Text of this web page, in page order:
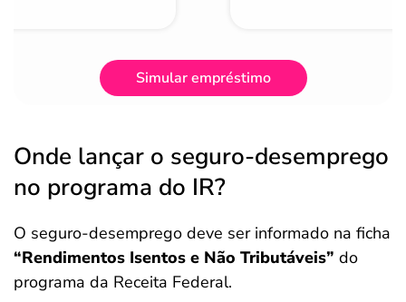
Simular empréstimo
Onde lançar o seguro-desemprego
no programa do IR?
O seguro-desemprego deve ser informado na ficha
“Rendimentos Isentos e Não Tributáveis” do
programa da Receita Federal.